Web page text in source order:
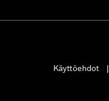
Käyttöehdot